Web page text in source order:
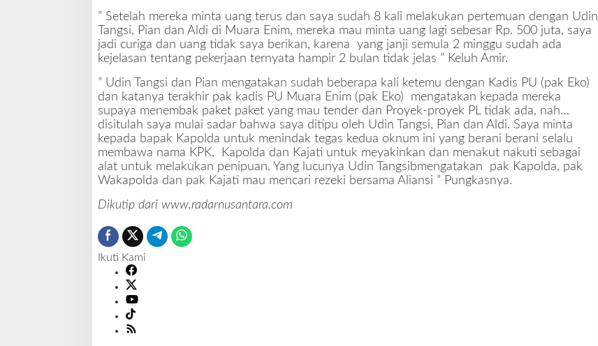
” Setelah mereka minta uang terus dan saya sudah 8 kali melakukan pertemuan dengan Udin
Tangsi, Pian dan Aldi di Muara Enim, mereka mau minta uang lagi sebesar Rp. 500 juta, saya
jadi curiga dan uang tidak saya berikan, karena yang janji semula 2 minggu sudah ada
kejelasan tentang pekerjaan ternyata hampir 2 bulan tidak jelas ” Keluh Amir.
” Udin Tangsi dan Pian mengatakan sudah beberapa kali ketemu dengan Kadis PU (pak Eko)
dan katanya terakhir pak kadis PU Muara Enim (pak Eko) mengatakan kepada mereka
supaya menembak paket paket yang mau tender dan Proyek-proyek PL tidak ada, nah…
disitulah saya mulai sadar bahwa saya ditipu oleh Udin Tangsi, Pian dan Aldi. Saya minta
kepada bapak Kapolda untuk menindak tegas kedua oknum ini yang berani berani selalu
membawa nama KPK, Kapolda dan Kajati untuk meyakinkan dan menakut nakuti sebagai
alat untuk melakukan penipuan. Yang lucunya Udin Tangsibmengatakan pak Kapolda, pak
Wakapolda dan pak Kajati mau mencari rezeki bersama Aliansi ” Pungkasnya.
Dikutip dari www.radarnusantara.com
Ikuti Kami